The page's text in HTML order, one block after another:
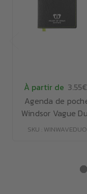
À partir de 3.55€
Agenda de
Windsor Vague
SKU : WINWAVEDUO